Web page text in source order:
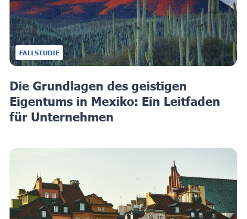
FALLSTUDIE
Die Grundlagen des geistigen
Eigentums in Mexiko: Ein Leitfaden
für Unternehmen